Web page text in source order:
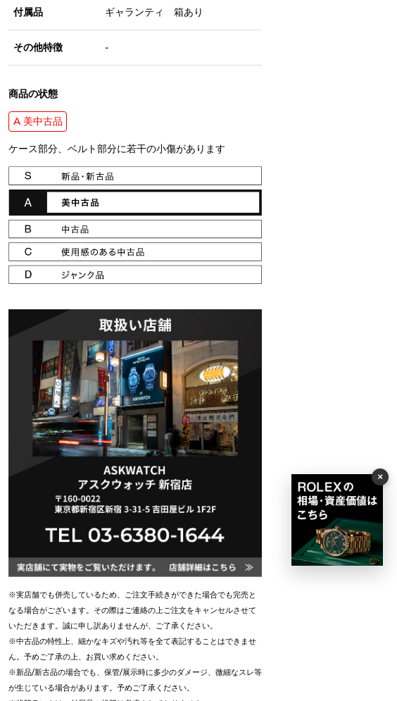
付属品 ギャランティ 箱あり
その他特徴 -
商品の状態
A 美中古品
ケース部分、ベルト部分に若干の小傷があります
※実店舗でも併売しているため、ご注文手続きができた場合でも完売と
なる場合がございます。その際はご連絡の上ご注文をキャンセルさせて
いただきます。誠に申し訳ありませんが、ご了承ください。
※中古品の特性上、細かなキズや汚れ等を全て表記することはできませ
ん。予めご了承の上、お買い求めください。
※新品/新古品の場合でも、保管/展示時に多少のダメージ、微細なスレ等
が生じている場合があります。予めご了承ください。
×